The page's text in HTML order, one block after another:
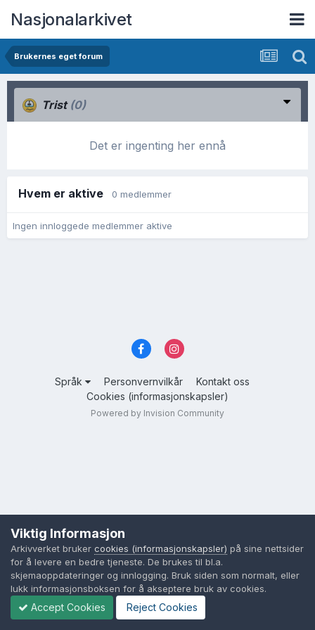
Nasjonalarkivet
Brukernes eget forum
Trist (0)
Det er ingenting her ennå
Hvem er aktive 0 medlemmer
Ingen innloggede medlemmer aktive
Språk Personvernvilkår
Kontakt oss
Cookies (informasjonskapsler)
Powered by Invision Community
Viktig Informasjon
Arkivverket bruker cookies (informasjonskapsler) på sine nettsider
for å levere en bedre tjeneste. De brukes til bl.a.
skjemaoppdateringer og innlogging. Bruk siden som normalt, eller
lukk informasjonsboksen for å akseptere bruk av cookies.
Accept Cookies Reject Cookies